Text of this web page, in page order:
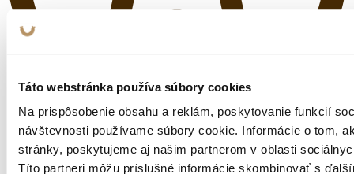
Táto webstránka používa súbory cookies
Na prispôsobenie obsahu a reklám, poskytovanie funkcií
návštevnosti používame súbory cookie. Informácie o tom,
stránky, poskytujeme aj našim partnerom v oblasti
Títo partneri môžu príslušné informácie skombinovať s
KVALITNÁ OCEĽ